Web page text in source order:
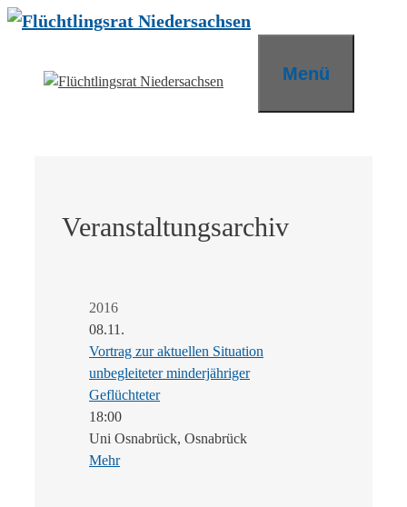
Zum
Menü
Veranstaltungsarchiv
2016
08.11.
Vortrag zur aktuellen Situation
unbegleiteter minderjähriger
Geflüchteter
18:00
Uni Osnabrück, Osnabrück
Mehr